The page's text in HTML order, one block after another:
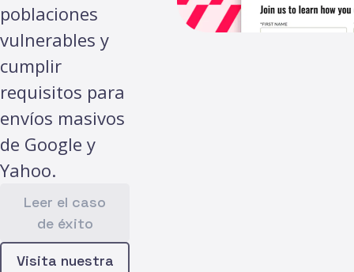
poblaciones
vulnerables y
cumplir
requisitos para
envíos masivos
de Google y
Yahoo.
Leer el caso
de éxito
Visita nuestra